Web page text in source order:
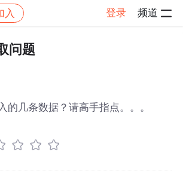
入 登录 频道
帖子详情
问题
的几条数据？请高手指点。。。